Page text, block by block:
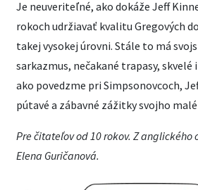
Je neuveriteľné, ako dokáže Jeff
rokoch udržiavať kvalitu Gregových
takej vysokej úrovni. Stále to má
sarkazmus, nečakané trapasy,
ako povedzme pri Simpsonovcoch,
pútavé a zábavné zážitky svojho
Pre čitateľov od 10 rokov. Z
Elena Guričanová.